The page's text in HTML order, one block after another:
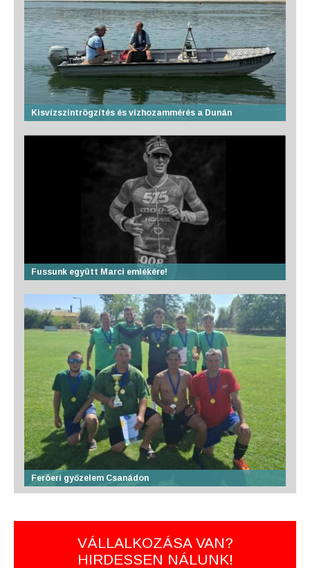
Kisvízszintrögzítés és vízhozammérés a Dunán
Fussunk együtt Marci emlékére!
Feröeri győzelem Csanádon
VÁLLALKOZÁSA VAN?
HIRDESSEN NÁLUNK!